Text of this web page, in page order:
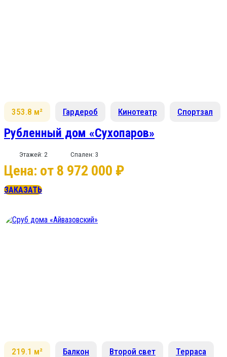
353.8 м² Гардероб Кинотеатр Спортзал
Рубленный дом «Сухопаров»
Этажей: 2 Спален: 3
Цена: от 8 972 000 ₽
ЗАКАЗАТЬ
219.1 м² Балкон Второй свет Терраса